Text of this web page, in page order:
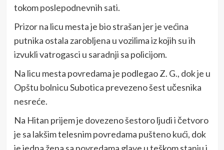
tokom poslepodnevnih sati.
Prizor na licu mesta je bio strašan jer je većina
putnika ostala zarobljena u vozilima iz kojih su ih
izvukli vatrogasci u saradnji sa policijom.
Na licu mesta povredama je podlegao Z. G., dok je u
Opštu bolnicu Subotica prevezeno šest učesnika
nesreće.
Na Hitan prijem je dovezeno šestoro ljudi i četvoro
je sa lakšim telesnim povredama pušteno kući, dok